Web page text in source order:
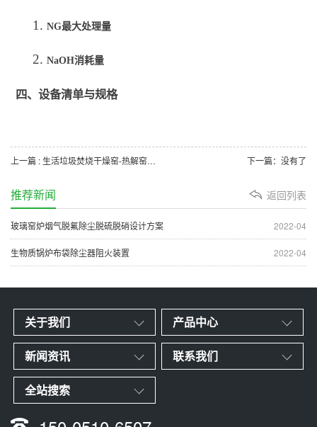
1. NG最大处理量
2. NaOH消耗量
四、设备清单与规格
上一篇 : 生活垃圾焚烧干燥窑-热解窑废气处理 下一篇：没有了
返回列表
推荐新闻
2022-04
玻璃窑炉烟气脱氟除尘脱硫脱硝设计方案
2022-04
生物质锅炉布袋除尘器阻火装置
关于我们 产品中心
新闻资讯 联系我们
全站搜索